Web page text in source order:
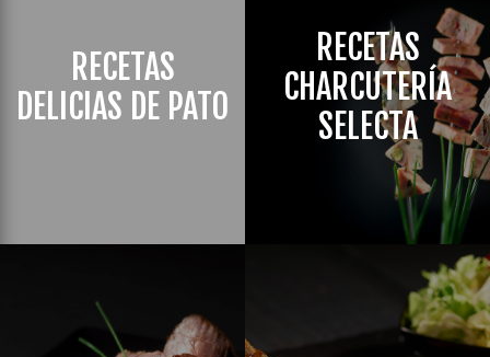
RECETAS
DELICIAS DE PATO
RECETAS
CHARCUTERÍA
SELECTA